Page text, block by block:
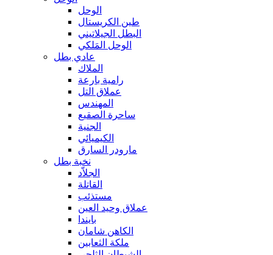
الوحل
طين الكريستال
البطل الجيلاتيني
الوحل المَلكي
عادي بطل
الملاك
رامية بارعة
عملاق التل
المهندس
ساحرة الصقيع
الجنية
الكيميائي
مارودر السارق
نخبة بطل
الجلاّد
القاتلة
مستذئب
عملاق وحيد العين
بايندا
الكاهن شامان
ملكة الثعابين